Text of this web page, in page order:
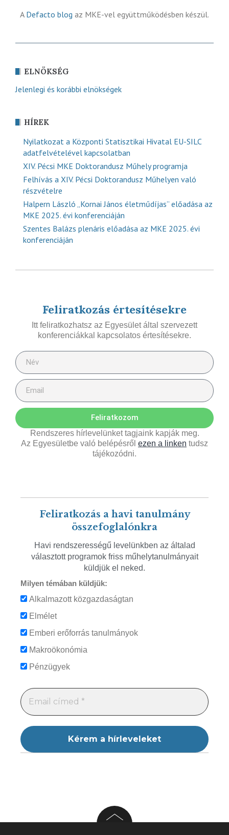
A Defacto blog az MKE-vel együttműködésben készül.
ELNÖKSÉG
Jelenlegi és korábbi elnökségek
HÍREK
Nyilatkozat a Központi Statisztikai Hivatal EU-SILC
adatfelvételével kapcsolatban
XIV. Pécsi MKE Doktorandusz Műhely programja
Felhívás a XIV. Pécsi Doktorandusz Műhelyen való
részvételre
Halpern László „Kornai János életműdíjas” előadása az
MKE 2025. évi konferenciáján
Szentes Balázs plenáris előadása az MKE 2025. évi
konferenciáján
Feliratkozás értesítésekre
Itt feliratkozhatsz az Egyesület által szervezett
konferenciákkal kapcsolatos értesítésekre.
Feliratkozom
Rendszeres hírlevelünket tagjaink kapják meg.
Az Egyesületbe való belépésről ezen a linken tudsz
tájékozódni.
Feliratkozás a havi tanulmány
összefoglalónkra
Havi rendszerességű levelünkben az általad
választott programok friss műhelytanulmányait
küldjük el neked.
Milyen témában küldjük:
Alkalmazott közgazdaságtan
Elmélet
Emberi erőforrás tanulmányok
Makroökonómia
Pénzügyek